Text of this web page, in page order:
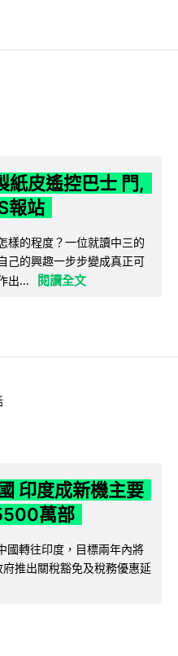
紙皮遙控巴士 門,
報站
樣的程度？一位就讀中三的
己的興趣一步步變成真正可
出...
閱讀全文
印度成新機主要
萬部
轉往印度，目標兩年內將
推出關稅豁免及稅務優惠延